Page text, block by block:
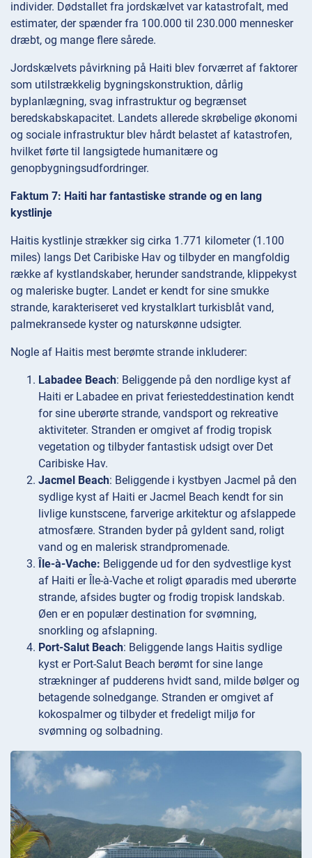
individer. Dødstallet fra jordskælvet var katastrofalt, med
estimater, der spænder fra 100.000 til 230.000 mennesker
dræbt, og mange flere sårede.
Jordskælvets påvirkning på Haiti blev forværret af faktorer
som utilstrækkelig bygningskonstruktion, dårlig
byplanlægning, svag infrastruktur og begrænset
beredskabskapacitet. Landets allerede skrøbelige økonomi
og sociale infrastruktur blev hårdt belastet af katastrofen,
hvilket førte til langsigtede humanitære og
genopbygningsudfordringer.
Faktum 7: Haiti har fantastiske strande og en lang
kystlinje
Haitis kystlinje strækker sig cirka 1.771 kilometer (1.100
miles) langs Det Caribiske Hav og tilbyder en mangfoldig
række af kystlandskaber, herunder sandstrande, klippekyst
og maleriske bugter. Landet er kendt for sine smukke
strande, karakteriseret ved krystalklart turkisblåt vand,
palmekransede kyster og naturskønne udsigter.
Nogle af Haitis mest berømte strande inkluderer:
Labadee Beach: Beliggende på den nordlige kyst af
Haiti er Labadee en privat feriesteddestination kendt
for sine uberørte strande, vandsport og rekreative
aktiviteter. Stranden er omgivet af frodig tropisk
vegetation og tilbyder fantastisk udsigt over Det
Caribiske Hav.
Jacmel Beach: Beliggende i kystbyen Jacmel på den
sydlige kyst af Haiti er Jacmel Beach kendt for sin
livlige kunstscene, farverige arkitektur og afslappede
atmosfære. Stranden byder på gyldent sand, roligt
vand og en malerisk strandpromenade.
Île-à-Vache: Beliggende ud for den sydvestlige kyst
af Haiti er Île-à-Vache et roligt øparadis med uberørte
strande, afsides bugter og frodig tropisk landskab.
Øen er en populær destination for svømning,
snorkling og afslapning.
Port-Salut Beach: Beliggende langs Haitis sydlige
kyst er Port-Salut Beach berømt for sine lange
strækninger af pudderens hvidt sand, milde bølger og
betagende solnedgange. Stranden er omgivet af
kokospalmer og tilbyder et fredeligt miljø for
svømning og solbadning.